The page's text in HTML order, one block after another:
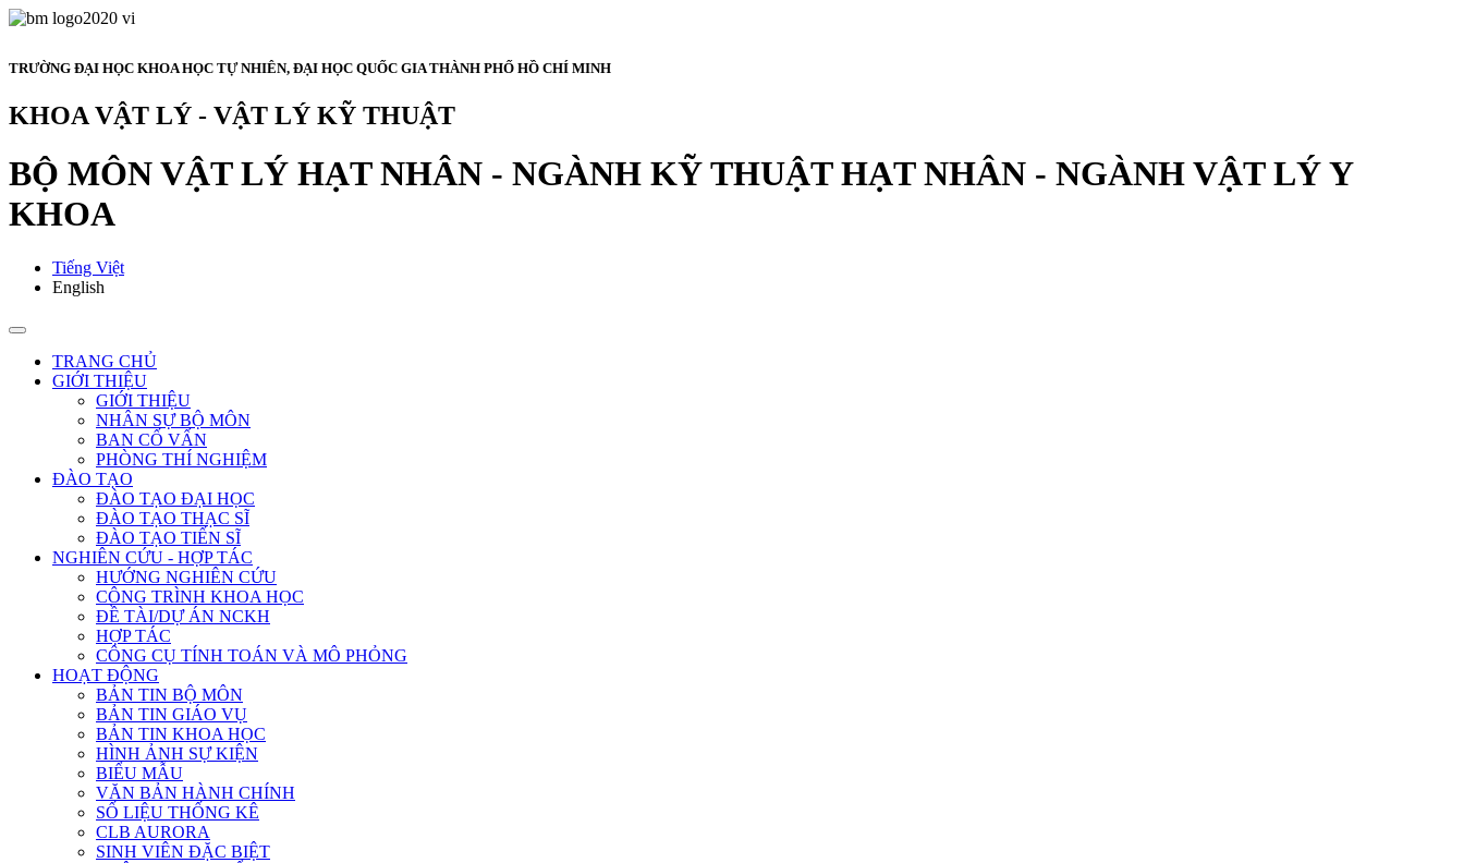
TRƯỜNG ĐẠI HỌC KHOA HỌC TỰ NHIÊN, ĐẠI HỌC QUỐC GIA THÀNH PHỐ HỒ CHÍ MINH
KHOA VẬT LÝ - VẬT LÝ KỸ THUẬT
BỘ MÔN VẬT LÝ HẠT NHÂN - NGÀNH KỸ THUẬT HẠT NHÂN - NGÀNH VẬT LÝ Y
KHOA
Tiếng Việt
English
TRANG CHỦ
GIỚI THIỆU
GIỚI THIỆU
NHÂN SỰ BỘ MÔN
BAN CỐ VẤN
PHÒNG THÍ NGHIỆM
ĐÀO TẠO
ĐÀO TẠO ĐẠI HỌC
ĐÀO TẠO THẠC SĨ
ĐÀO TẠO TIẾN SĨ
NGHIÊN CỨU - HỢP TÁC
HƯỚNG NGHIÊN CỨU
CÔNG TRÌNH KHOA HỌC
ĐỀ TÀI/DỰ ÁN NCKH
HỢP TÁC
CÔNG CỤ TÍNH TOÁN VÀ MÔ PHỎNG
HOẠT ĐỘNG
BẢN TIN BỘ MÔN
BẢN TIN GIÁO VỤ
BẢN TIN KHOA HỌC
HÌNH ẢNH SỰ KIỆN
BIỂU MẪU
VĂN BẢN HÀNH CHÍNH
SỐ LIỆU THỐNG KÊ
CLB AURORA
SINH VIÊN ĐẶC BIỆT